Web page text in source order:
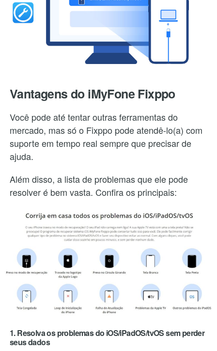
Vantagens do iMyFone Fixppo
Você pode até tentar outras ferramentas do
mercado, mas só o Fixppo pode atendê-lo(a) com
suporte em tempo real sempre que precisar de
ajuda.
Além disso, a lista de problemas que ele pode
resolver é bem vasta. Confira os principais:
1. Resolva os problemas do iOS/iPadOS/tvOS sem perder
seus dados